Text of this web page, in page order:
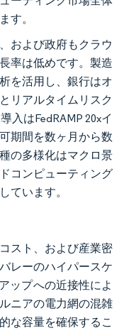
す。
および政府もクラウ
率は低めです。製造
を活用し、銀行はオ
リアルタイムリスク
入はFedRAMP 20xイ
期間を数ヶ月から数
の多様化はマクロ景
コンピューティング
ています。
スト、および産業密
レーのハイパースケ
ップへの近接性によ
ニアの電力網の混雑
な容量を確保するこ